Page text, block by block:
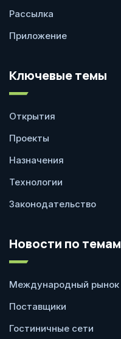
Рассылка
Приложение
Ключевые темы
Открытия
Проекты
Назначения
Технологии
Законодательство
Новости по темам
Международный рынок
Поставщики
Гостиничные сети